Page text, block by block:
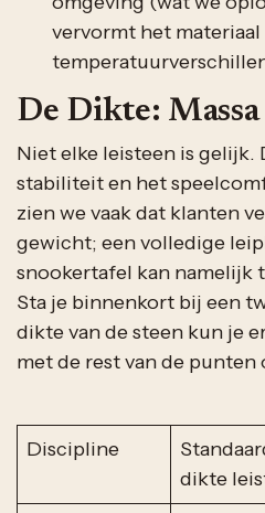
vervormt het
De Dikte:
Niet elke leisteen is gelijk.
stabiliteit en het
zien we vaak dat klanten
gewicht; een volledige
snookertafel kan namelijk
Sta je binnenkort bij een
dikte van de steen kun je
met de rest van de punten
Discipline
dikte